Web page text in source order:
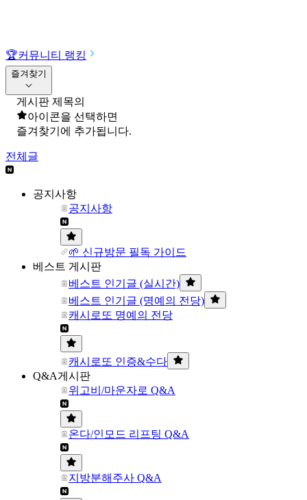
🏆커뮤니티 랭킹
즐겨찾기
게시판 제목의
아이콘을 선택하면
즐겨찾기에 추가됩니다.
전체글
공지사항
공지사항
🌱 신규방문 필독 가이드
베스트 게시판
베스트 인기글 (실시간)
베스트 인기글 (명예의 전당)
캐시로또 명예의 전당
캐시로또 인증&수다
Q&A게시판
위고비/마운자로 Q&A
온다/인모드 리프팅 Q&A
지방분해주사 Q&A